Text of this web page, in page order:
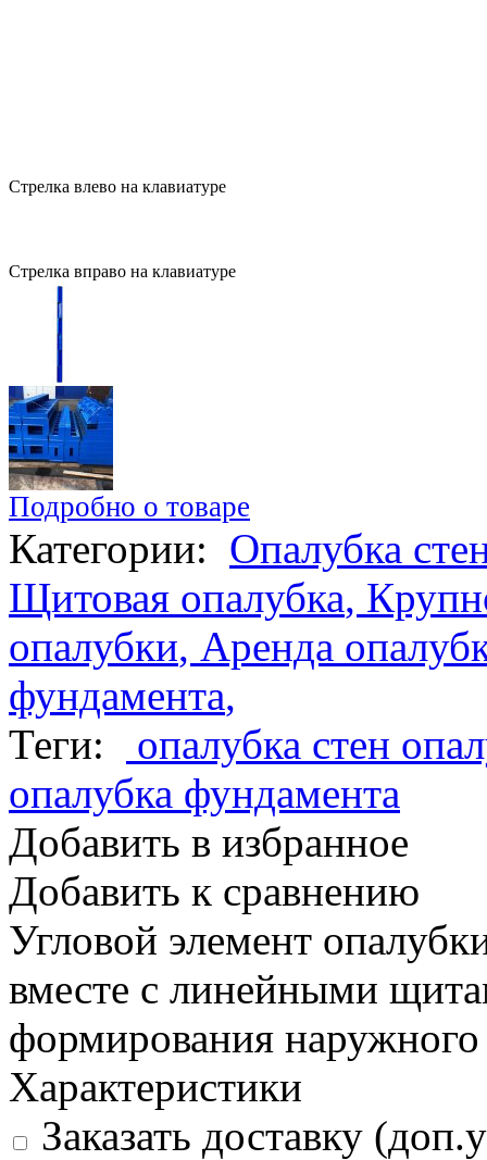
Стрелка влево на клавиатуре
Стрелка вправо на клавиатуре
Подробно о товаре
Категории: Опалубка
Щитовая опалубка,
опалубки, Аренда
фундамента,
Теги:
опалубка стен
опалубка фундамента
Добавить в избранное
Добавить к сравнению
Угловой элемент
вместе с линейными
формирования наружного
Характеристики
Заказать доставку